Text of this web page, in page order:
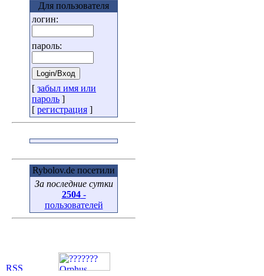
Для пользователя
логин:
пароль:
[ забыл имя или
пароль ]
[ регистрация ]
Rybolov.de посетили
За последние сутки
2504-
пользователей